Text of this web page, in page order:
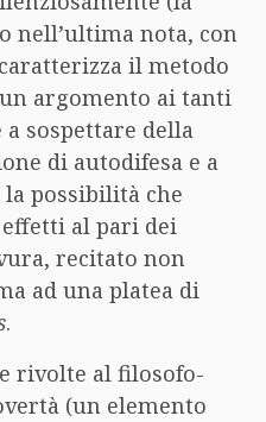
nell’ultima nota, con
il metodo
argomento ai tanti
sospettare della
di autodifesa e a
possibilità che
al pari dei
recitato non
ad una platea di
.
rivolte al filosofo-
(un elemento